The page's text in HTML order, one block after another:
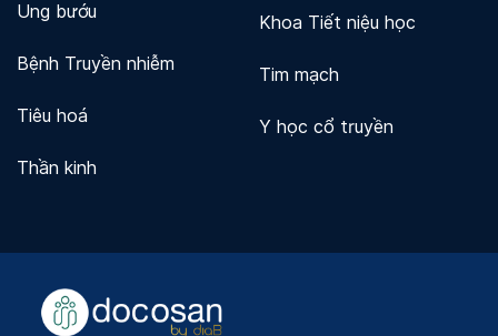
Ung bướu
Bệnh Truyền nhiễm
Tiêu hoá
Thần kinh
Khoa Tiết niệu học
Tim mạch
Y học cổ truyền